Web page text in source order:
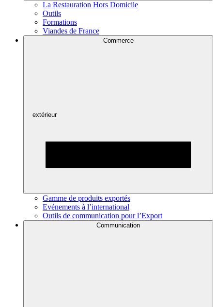
La Restauration Hors Domicile
Outils
Formations
Viandes de France
Commerce
extérieur
Gamme de produits exportés
Evénements à l’international
Outils de communication pour l’Export
Communication